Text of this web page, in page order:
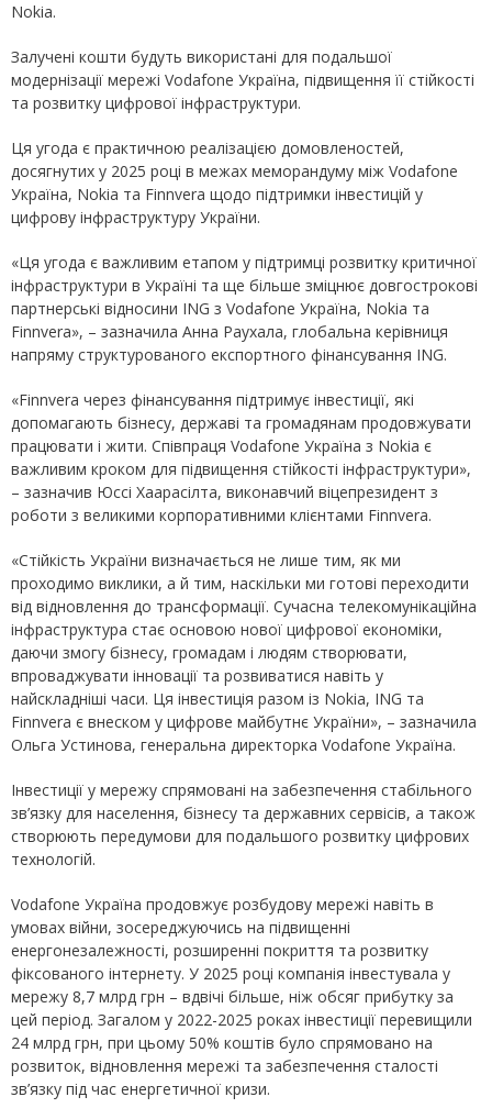
Nokia.
Залучені кошти будуть використані для подальшої
модернізації мережі Vodafone Україна, підвищення її стійкості
та розвитку цифрової інфраструктури.
Ця угода є практичною реалізацією домовленостей,
досягнутих у 2025 році в межах меморандуму між Vodafone
Україна, Nokia та Finnvera щодо підтримки інвестицій у
цифрову інфраструктуру України.
«Ця угода є важливим етапом у підтримці розвитку критичної
інфраструктури в Україні та ще більше зміцнює довгострокові
партнерські відносини ING з Vodafone Україна, Nokia та
Finnvera», – зазначила Анна Раухала, глобальна керівниця
напряму структурованого експортного фінансування ING.
«Finnvera через фінансування підтримує інвестиції, які
допомагають бізнесу, державі та громадянам продовжувати
працювати і жити. Співпраця Vodafone Україна з Nokia є
важливим кроком для підвищення стійкості інфраструктури»,
– зазначив Юссі Хаарасілта, виконавчий віцепрезидент з
роботи з великими корпоративними клієнтами Finnvera.
«Стійкість України визначається не лише тим, як ми
проходимо виклики, а й тим, наскільки ми готові переходити
від відновлення до трансформації. Сучасна телекомунікаційна
інфраструктура стає основою нової цифрової економіки,
даючи змогу бізнесу, громадам і людям створювати,
впроваджувати інновації та розвиватися навіть у
найскладніші часи. Ця інвестиція разом із Nokia, ING та
Finnvera є внеском у цифрове майбутнє України», – зазначила
Ольга Устинова, генеральна директорка Vodafone Україна.
Інвестиції у мережу спрямовані на забезпечення стабільного
зв’язку для населення, бізнесу та державних сервісів, а також
створюють передумови для подальшого розвитку цифрових
технологій.
Vodafone Україна продовжує розбудову мережі навіть в
умовах війни, зосереджуючись на підвищенні
енергонезалежності, розширенні покриття та розвитку
фіксованого інтернету. У 2025 році компанія інвестувала у
мережу 8,7 млрд грн – вдвічі більше, ніж обсяг прибутку за
цей період. Загалом у 2022-2025 роках інвестиції перевищили
24 млрд грн, при цьому 50% коштів було спрямовано на
розвиток, відновлення мережі та забезпечення сталості
зв’язку під час енергетичної кризи.